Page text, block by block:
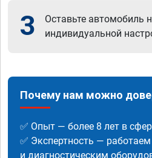
3
Оставьте автомобиль
индивидуальной
Почему нам можно
✅ Опыт — более 8 лет в
✅ Экспертность —
и диагностическим